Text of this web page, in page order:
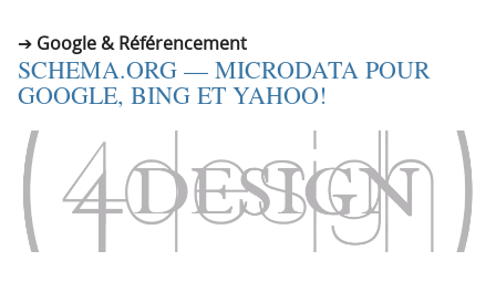
Google & Référencement
SCHEMA.ORG — MICRODATA POUR
GOOGLE, BING ET YAHOO!